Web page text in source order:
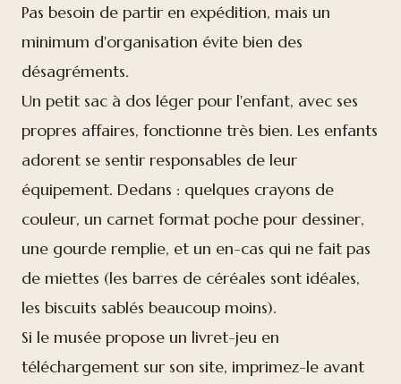
Pas besoin de partir en expédition, mais un
minimum d'organisation évite bien des
désagréments.
Un petit sac à dos léger pour l'enfant, avec ses
propres affaires, fonctionne très bien. Les enfants
adorent se sentir responsables de leur
équipement. Dedans : quelques crayons de
couleur, un carnet format poche pour dessiner,
une gourde remplie, et un en-cas qui ne fait pas
de miettes (les barres de céréales sont idéales,
les biscuits sablés beaucoup moins).
Si le musée propose un livret-jeu en
téléchargement sur son site, imprimez-le avant